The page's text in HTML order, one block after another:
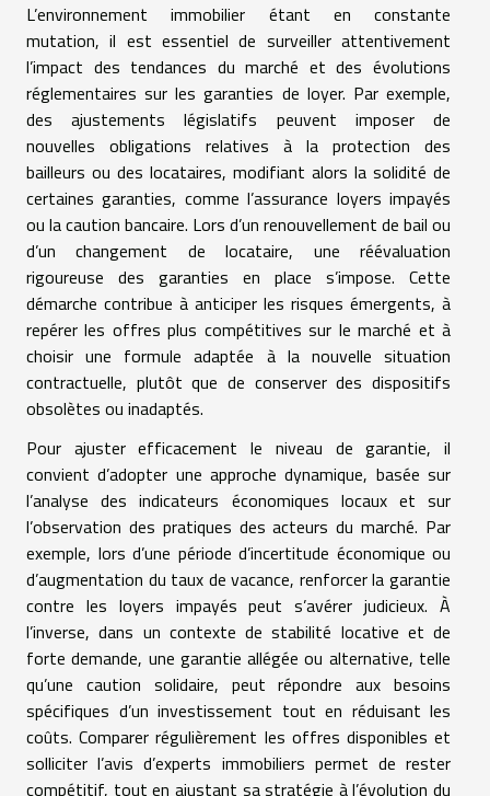
L’environnement immobilier étant en constante
mutation, il est essentiel de surveiller attentivement
l’impact des tendances du marché et des évolutions
réglementaires sur les garanties de loyer. Par exemple,
des ajustements législatifs peuvent imposer de
nouvelles obligations relatives à la protection des
bailleurs ou des locataires, modifiant alors la solidité de
certaines garanties, comme l’assurance loyers impayés
ou la caution bancaire. Lors d’un renouvellement de bail ou
d’un changement de locataire, une réévaluation
rigoureuse des garanties en place s’impose. Cette
démarche contribue à anticiper les risques émergents, à
repérer les offres plus compétitives sur le marché et à
choisir une formule adaptée à la nouvelle situation
contractuelle, plutôt que de conserver des dispositifs
obsolètes ou inadaptés.
Pour ajuster efficacement le niveau de garantie, il
convient d’adopter une approche dynamique, basée sur
l’analyse des indicateurs économiques locaux et sur
l’observation des pratiques des acteurs du marché. Par
exemple, lors d’une période d’incertitude économique ou
d’augmentation du taux de vacance, renforcer la garantie
contre les loyers impayés peut s’avérer judicieux. À
l’inverse, dans un contexte de stabilité locative et de
forte demande, une garantie allégée ou alternative, telle
qu’une caution solidaire, peut répondre aux besoins
spécifiques d’un investissement tout en réduisant les
coûts. Comparer régulièrement les offres disponibles et
solliciter l’avis d’experts immobiliers permet de rester
compétitif, tout en ajustant sa stratégie à l’évolution du